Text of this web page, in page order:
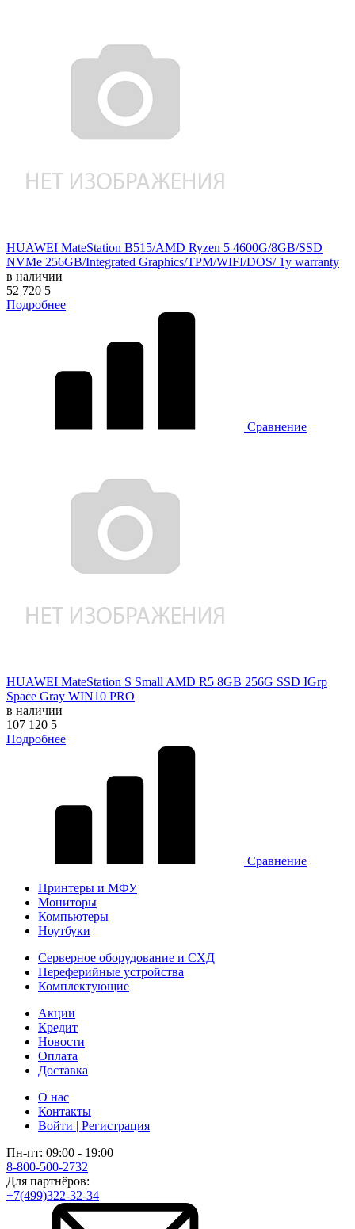
HUAWEI MateStation B515/AMD Ryzen 5 4600G/8GB/SSD
NVMe 256GB/Integrated Graphics/TPM/WIFI/DOS/ 1y warranty
в наличии
52 720 5
Подробнее
Сравнение
HUAWEI MateStation S Small AMD R5 8GB 256G SSD IGrp
Space Gray WIN10 PRO
в наличии
107 120 5
Подробнее
Сравнение
Принтеры и МФУ
Мониторы
Компьютеры
Ноутбуки
Серверное оборудование и СХД
Переферийные устройства
Комплектующие
Акции
Кредит
Новости
Оплата
Доставка
О нас
Контакты
Войти | Регистрация
Пн-пт: 09:00 - 19:00
8-800-500-2732
Для партнёров:
+7(499)322-32-34